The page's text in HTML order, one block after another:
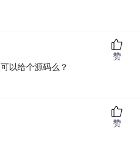
以给个源码么？
赞
赞